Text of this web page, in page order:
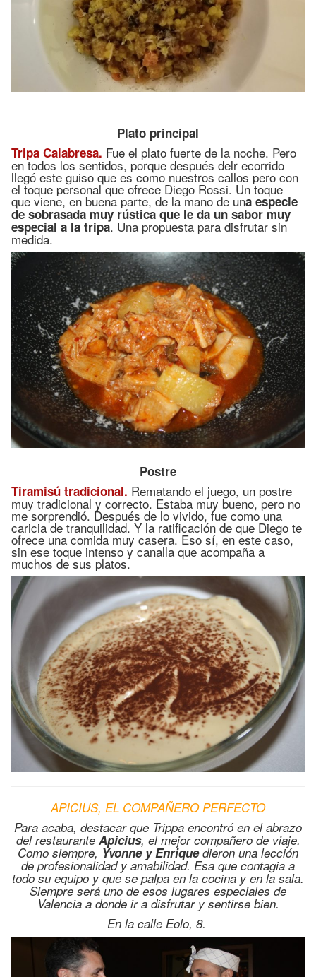
Plato principal
Tripa Calabresa. Fue el plato fuerte de la noche. Pero
en todos los sentidos, porque después delr ecorrido
llegó este guiso que es como nuestros callos pero con
el toque personal que ofrece Diego Rossi. Un toque
que viene, en buena parte, de la mano de una especie
de sobrasada muy rústica que le da un sabor muy
especial a la tripa. Una propuesta para disfrutar sin
medida.
Postre
Tiramisú tradicional. Rematando el juego, un postre
muy tradicional y correcto. Estaba muy bueno, pero no
me sorprendió. Después de lo vivido, fue como una
caricia de tranquilidad. Y la ratificación de que Diego te
ofrece una comida muy casera. Eso sí, en este caso,
sin ese toque intenso y canalla que acompaña a
muchos de sus platos.
APICIUS, EL COMPAÑERO PERFECTO
Para acaba, destacar que Trippa encontró en el abrazo
del restaurante Apicius, el mejor compañero de viaje.
Como siempre, Yvonne y Enriquedieron una lección
de profesionalidad y amabilidad. Esa que contagia a
todo su equipo y que se palpa en la cocina y en la sala.
Siempre será uno de esos lugares especiales de
Valencia a donde ir a disfrutar y sentirse bien.
En la calle Eolo, 8.